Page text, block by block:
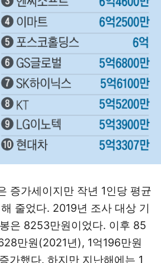
증가세이지만 작년 1인당 평균
줄었다. 2019년 조사 대상 기
은 8253만원이었다. 이후 85
만원(2021년), 1억196만원
가했다. 하지만 지난해에는 1